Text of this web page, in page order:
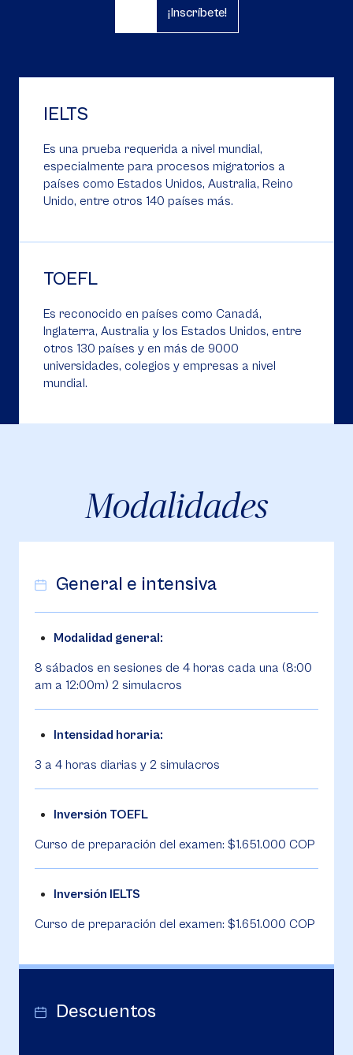
¡Inscríbete!
IELTS
Es una prueba requerida a nivel mundial,
especialmente para procesos migratorios a
países como Estados Unidos, Australia, Reino
Unido, entre otros 140 países más.
TOEFL
Es reconocido en países como Canadá,
Inglaterra, Australia y los Estados Unidos, entre
otros 130 países y en más de 9000
universidades, colegios y empresas a nivel
mundial.
Modalidades
General e intensiva
Modalidad general:
8 sábados en sesiones de 4 horas cada una (8:00
am a 12:00m) 2 simulacros
Intensidad horaria:
3 a 4 horas diarias y 2 simulacros
Inversión TOEFL
Curso de preparación del examen: $1.651.000 COP
Inversión IELTS
Curso de preparación del examen: $1.651.000 COP
Descuentos